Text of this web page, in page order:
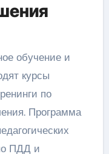
обучение и
курсы
по
Программа
ПДД и